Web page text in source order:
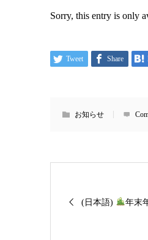
Sorry, this entry is only
Tweet Share
お知らせ
(日本語) 年末